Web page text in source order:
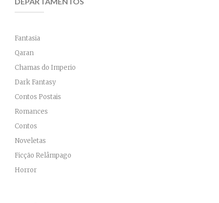
R$49,90.
Fantasia
Qaran
Chamas do Imperio
Dark Fantasy
Contos Postais
Romances
Contos
Noveletas
Ficção Relâmpago
Horror